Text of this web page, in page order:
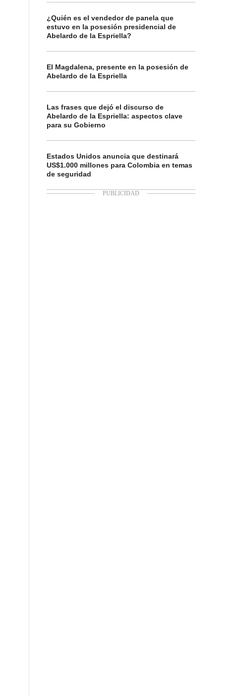
¿Quién es el vendedor de panela que
estuvo en la posesión presidencial de
Abelardo de la Espriella?
El Magdalena, presente en la posesión de
Abelardo de la Espriella
Las frases que dejó el discurso de
Abelardo de la Espriella: aspectos clave
para su Gobierno
Estados Unidos anuncia que destinará
US$1.000 millones para Colombia en temas
de seguridad